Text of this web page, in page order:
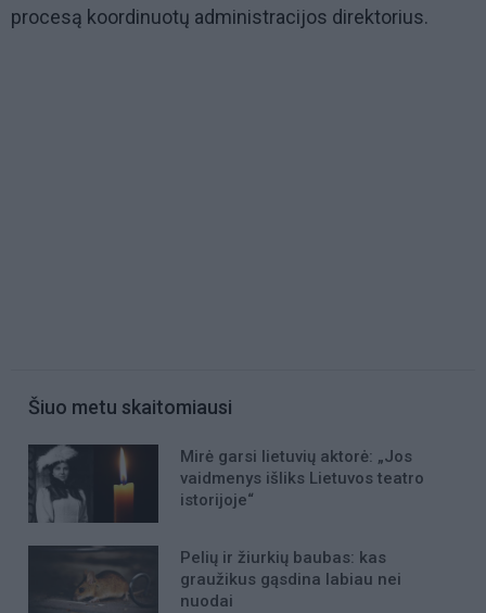
procesą koordinuotų administracijos direktorius.
Šiuo metu skaitomiausi
Mirė garsi lietuvių aktorė: „Jos
vaidmenys išliks Lietuvos teatro
istorijoje“
Pelių ir žiurkių baubas: kas
graužikus gąsdina labiau nei
nuodai